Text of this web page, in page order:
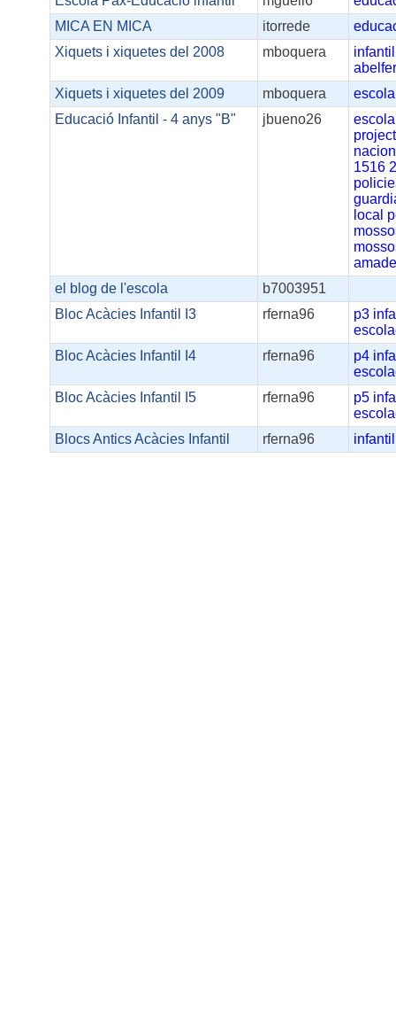
MICA EN MICA
itorrede
Xiquets i xiquetes del 2008
mboquera
infantil
Xiquets i xiquetes del 2009
mboquera
escola
Educació Infantil - 4 anys "B"
jbueno26
escola
1516
local
el blog de l'escola
b7003951
Bloc Acàcies Infantil I3
rferna96 p3
Bloc Acàcies Infantil I4
rferna96 p4
Bloc Acàcies Infantil I5
rferna96 p5
Blocs Antics Acàcies Infantil
rferna96 infantil